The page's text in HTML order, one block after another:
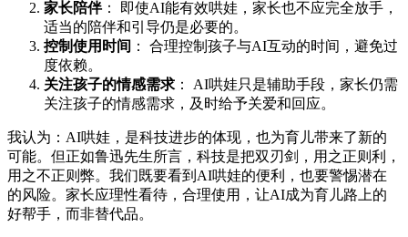
家长陪伴： 即使AI能有效哄娃，家长也不应完全放手，
适当的陪伴和引导仍是必要的。
控制使用时间 ： 合理控制孩子与AI互动的时间，避免过
度依赖。
关注孩子的情感需求 ： AI哄娃只是辅助手段，家长仍需
关注孩子的情感需求，及时给予关爱和回应。
我认为：AI哄娃，是科技进步的体现，也为育儿带来了新的
可能。但正如鲁迅先生所言，科技是把双刃剑，用之正则利，
用之不正则弊。我们既要看到AI哄娃的便利，也要警惕潜在
的风险。家长应理性看待，合理使用，让AI成为育儿路上的
好帮手，而非替代品。